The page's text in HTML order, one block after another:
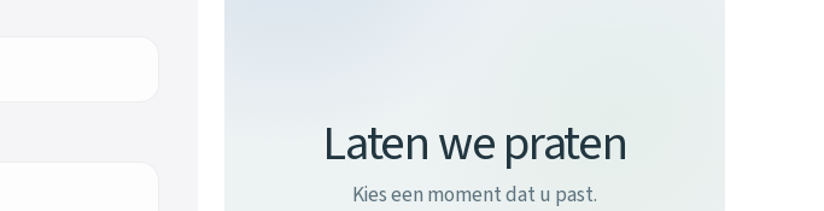
Laten we praten
Kies een moment dat u past.